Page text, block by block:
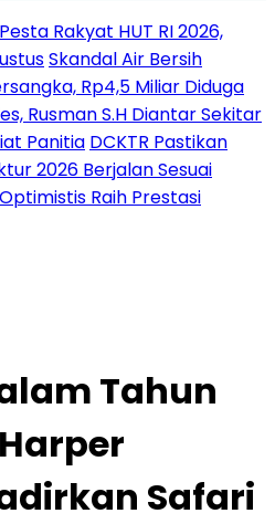
Rakyat HUT RI 2026,
Skandal Air Bersih
Rp4,5 Miliar Diduga
Rusman S.H Diantar Sekitar
Panitia DCKTR Pastikan
2026 Berjalan Sesuai
Raih Prestasi
Tahun
Safari